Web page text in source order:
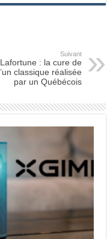
Suivant
: la cure de
classique réalisée
par un Québécois